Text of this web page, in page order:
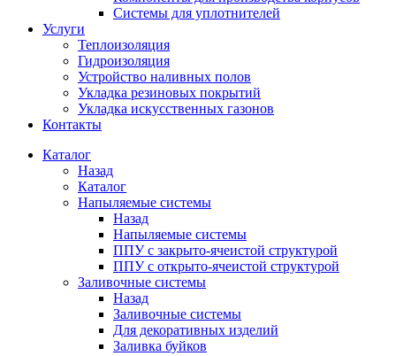
Системы для уплотнителей
Услуги
Теплоизоляция
Гидроизоляция
Устройство наливных полов
Укладка резиновых покрытий
Укладка искусственных газонов
Контакты
Каталог
Назад
Каталог
Напыляемые системы
Назад
Напыляемые системы
ППУ с закрыто-ячеистой структурой
ППУ с открыто-ячеистой структурой
Заливочные системы
Назад
Заливочные системы
Для декоративных изделий
Заливка буйков